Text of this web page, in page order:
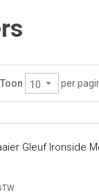
Toon per
Gleuf Ironside